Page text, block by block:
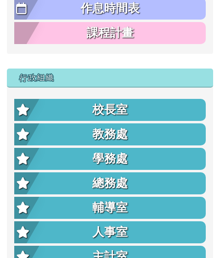
作息時間表
課程計畫
行政組織
校長室
教務處
學務處
總務處
輔導室
人事室